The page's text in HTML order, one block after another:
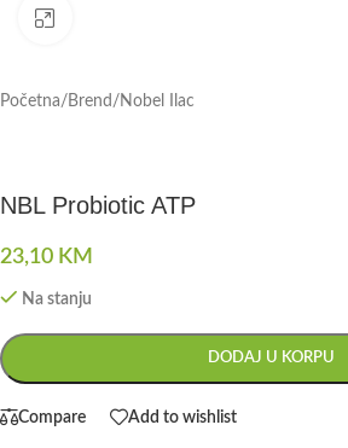
Početna/ Brend / Nobel Ilac
NBL Probiotic ATP
23,10 KM
Na stanju
DODAJ U KORPU
Compare Add to wishlist